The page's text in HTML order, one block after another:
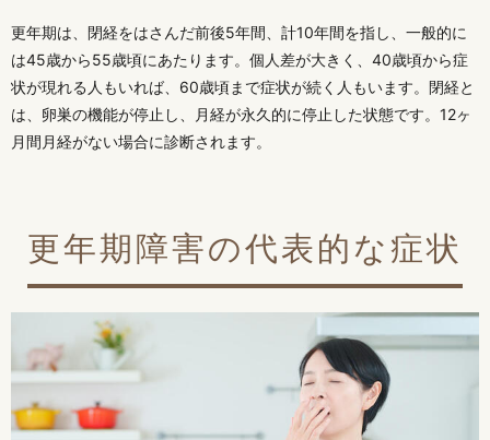
更年期は、閉経をはさんだ前後5年間、計10年間を指し、一般的に
は45歳から55歳頃にあたります。個人差が大きく、40歳頃から症
状が現れる人もいれば、60歳頃まで症状が続く人もいます。閉経と
は、卵巣の機能が停止し、月経が永久的に停止した状態です。12ヶ
月間月経がない場合に診断されます。
更年期障害の代表的な症状